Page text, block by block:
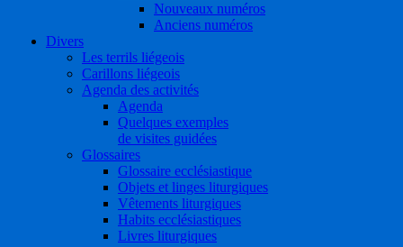
Nouveaux numéros
Anciens numéros
Divers
Les terrils liégeois
Carillons liégeois
Agenda des activités
Agenda
Quelques exemples
de visites guidées
Glossaires
Glossaire ecclésiastique
Objets et linges liturgiques
Vêtements liturgiques
Habits ecclésiastiques
Livres liturgiques